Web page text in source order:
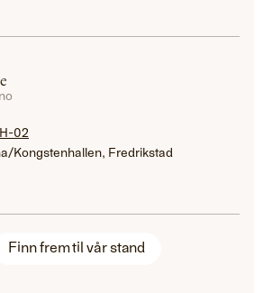
02
Kongstenhallen, Fredrikstad
Finn frem til vår stand